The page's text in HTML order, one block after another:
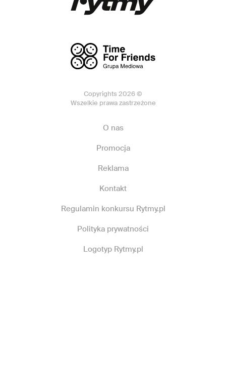
Copyrights 2026 ©
Wszelkie prawa zastrzeżone
O nas
Promocja
Reklama
Kontakt
Regulamin konkursu Rytmy.pl
Polityka prywatności
Logotyp Rytmy.pl